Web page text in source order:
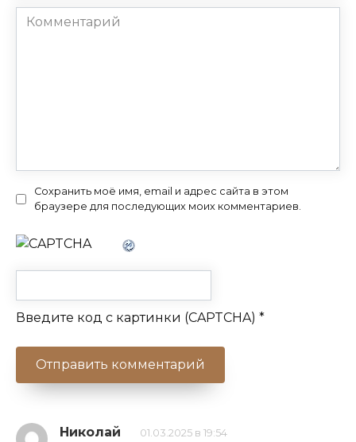
Комментарий
Сохранить моё имя, email и адрес сайта в этом
браузере для последующих моих комментариев.
Введите код с картинки (CAPTCHA) *
Николай 01.03.2025 в 19:54